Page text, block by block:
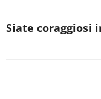
Siate coraggiosi